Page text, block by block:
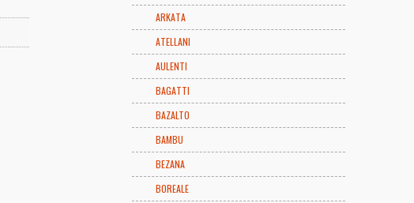
ARKATA
ATELLANI
AULENTI
BAGATTI
BAZALTO
BAMBU
BEZANA
BOREALE